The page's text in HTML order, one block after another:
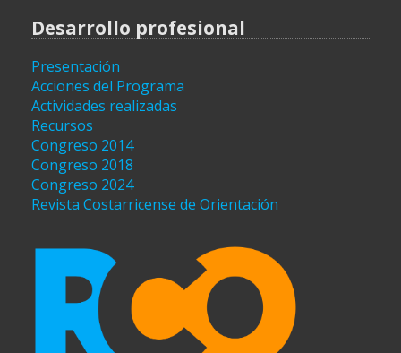
Desarrollo profesional
Presentación
Acciones del Programa
Actividades realizadas
Recursos
Congreso 2014
Congreso 2018
Congreso 2024
Revista Costarricense de Orientación